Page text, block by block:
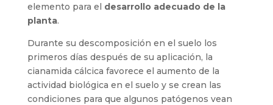
elemento para el desarrollo adecuado de la
planta.
Durante su descomposición en el suelo los
primeros días después de su aplicación, la
cianamida cálcica favorece el aumento de la
actividad biológica en el suelo y se crean las
condiciones para que algunos patógenos vean